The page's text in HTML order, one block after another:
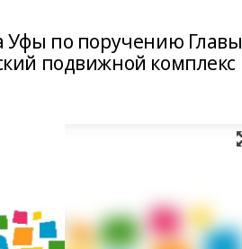
Уфы по поручению Главы
подвижной комплекс